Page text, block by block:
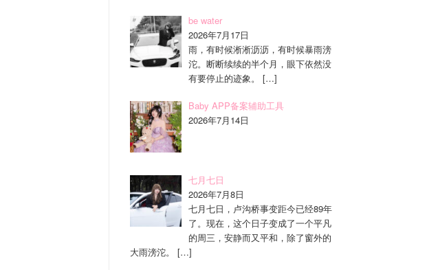
be water
2026年7月17日
雨，有时候淅淅沥沥，有时候暴雨滂
沱。断断续续的半个月，眼下依然没
有要停止的迹象。
[…]
Baby APP备案辅助工具
2026年7月14日
七月七日
2026年7月8日
七月七日，卢沟桥事变距今已经89年
了。现在，这个日子变成了一个平凡
的周三，安静而又平和，除了窗外的
大雨滂沱。
[…]